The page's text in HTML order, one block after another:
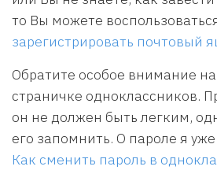
то Вы можете
зарегистрировать почтовый
Обратите особое внимание
страничке одноклассников.
он не должен быть легким,
его запомнить. О пароле я
Как сменить пароль в